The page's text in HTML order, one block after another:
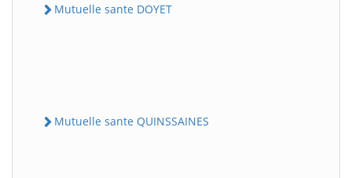
Mutuelle sante DOYET
Mutuelle sante QUINSSAINES